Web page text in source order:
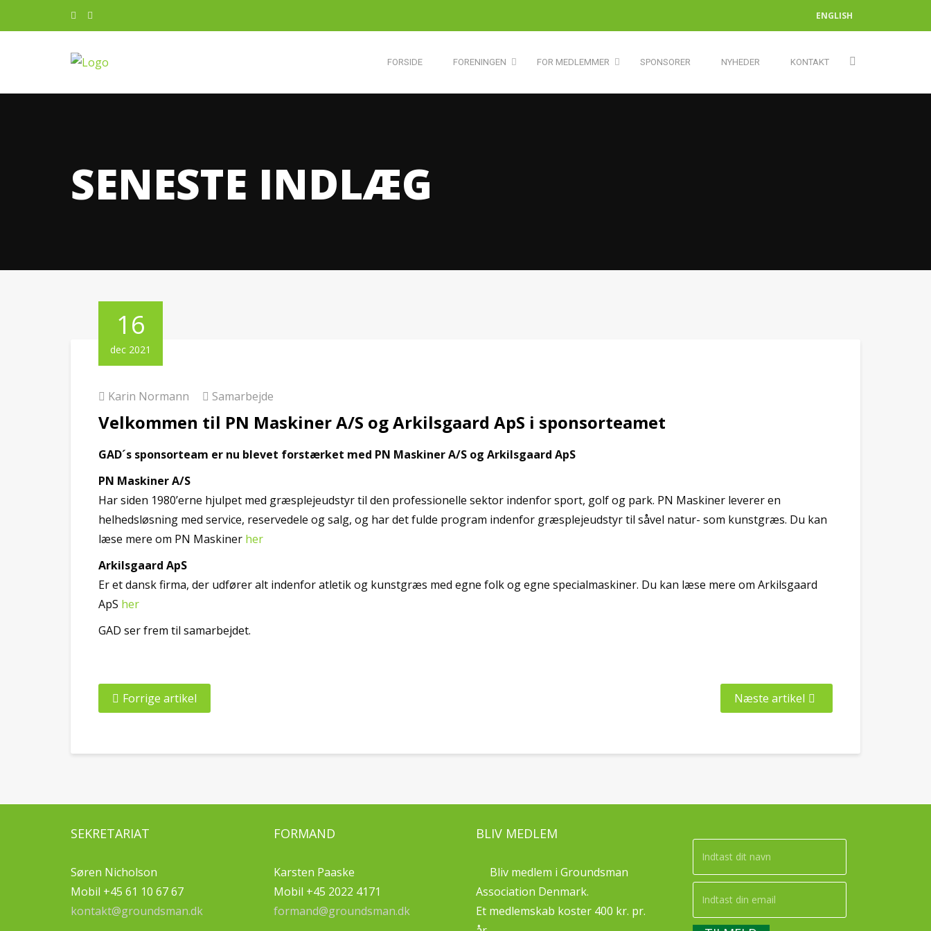
ENGLISH
FORSIDE FORENINGEN FOR MEDLEMMER SPONSORER NYHEDER KONTAKT
SENESTE INDLÆG
16
dec 2021
Karin Normann Samarbejde
Velkommen til PN Maskiner A/S og Arkilsgaard ApS i sponsorteamet
GAD´s sponsorteam er nu blevet forstærket med PN Maskiner A/S og Arkilsgaard ApS
PN Maskiner A/S
Har siden 1980’erne hjulpet med græsplejeudstyr til den professionelle sektor indenfor sport, golf og park. PN Maskiner leverer en
helhedsløsning med service, reservedele og salg, og har det fulde program indenfor græsplejeudstyr til såvel natur- som kunstgræs. Du kan
læse mere om PN Maskiner her
Arkilsgaard ApS
Er et dansk firma, der udfører alt indenfor atletik og kunstgræs med egne folk og egne specialmaskiner. Du kan læse mere om Arkilsgaard
ApS her
GAD ser frem til samarbejdet.
Forrige artikel Næste artikel
SEKRETARIAT
Søren Nicholson
Mobil +45 61 10 67 67
kontakt@groundsman.dk
FORMAND
Karsten Paaske
Mobil +45 2022 4171
formand@groundsman.dk
BLIV MEDLEM
Bliv medlem i Groundsman
Association Denmark.
Et medlemskab koster 400 kr. pr.